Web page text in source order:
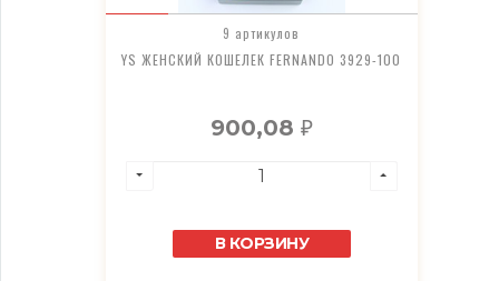
9 артикулов
YS ЖЕНСКИЙ КОШЕЛЕК FERNANDO 3929-100
900,08 ₽
В КОРЗИНУ